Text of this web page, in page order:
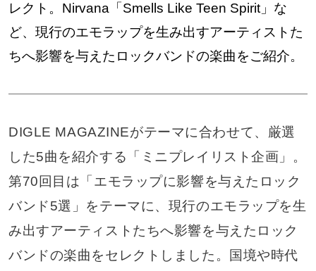
レクト。Nirvana「Smells Like Teen Spirit」な
ど、現行のエモラップを生み出すアーティストた
ちへ影響を与えたロックバンドの楽曲をご紹介。
DIGLE MAGAZINEがテーマに合わせて、厳選
した5曲を紹介する「ミニプレイリスト企画」。
第70回目は「エモラップに影響を与えたロック
バンド5選」をテーマに、現行のエモラップを生
み出すアーティストたちへ影響を与えたロック
バンドの楽曲をセレクトしました。国境や時代